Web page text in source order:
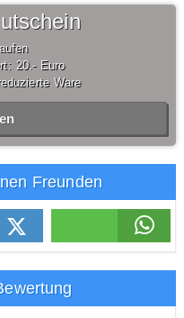
20,- Euro
Ware
Freunden